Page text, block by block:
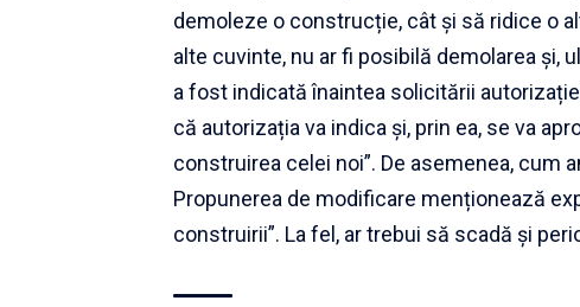
demoleze o construcție, cât și să ridice o
alte cuvinte, nu ar fi posibilă demolarea și,
a fost indicată înaintea solicitării
că autorizația va indica și, prin ea, se va
construirea celei noi”. De asemenea, cum
Propunerea de modificare menționează
construirii”. La fel, ar trebui să scadă și